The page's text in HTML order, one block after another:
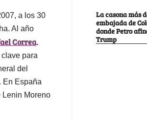
a los 30
Al año
Correa.
para
del
En España
Lenin Moreno
La casona más
embajada de
donde Petro
Trump